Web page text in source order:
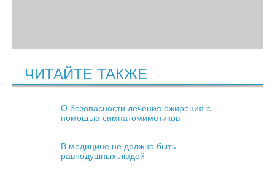
ЧИТАЙТЕ ТАКЖЕ
О безопасности лечения ожирения с
помощью симпатомиметиков
В медицине не должно быть
равнодушных людей